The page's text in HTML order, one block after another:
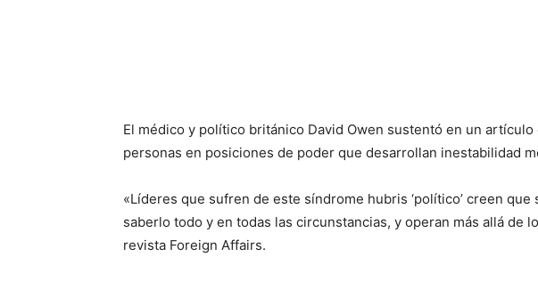
El médico y político británico David Owen sustentó en un
personas en posiciones de poder que desarrollan inestabilidad
«Líderes que sufren de este síndrome hubris ‘político’ creen
saberlo todo y en todas las circunstancias, y operan más allá de
revista Foreign Affairs.